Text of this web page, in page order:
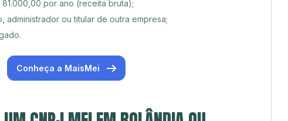
81.000,00 por ano (receita bruta);
administrador ou titular de outra empresa;
Conheça a MaisMei